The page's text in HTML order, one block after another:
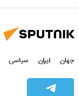
جهان ایران سیاسی